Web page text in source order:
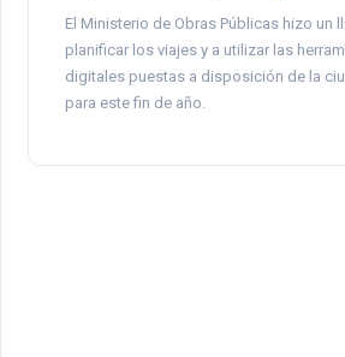
El Ministerio de Obras Públicas hizo un
planificar los viajes y a utilizar las
digitales puestas a disposición de la
para este fin de año.